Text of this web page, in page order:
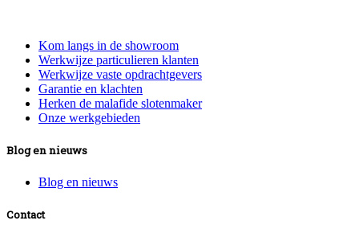
Kom langs in de showroom
Werkwijze particulieren klanten
Werkwijze vaste opdrachtgevers
Garantie en klachten
Herken de malafide slotenmaker
Onze werkgebieden
Blog en nieuws
Blog en nieuws
Contact